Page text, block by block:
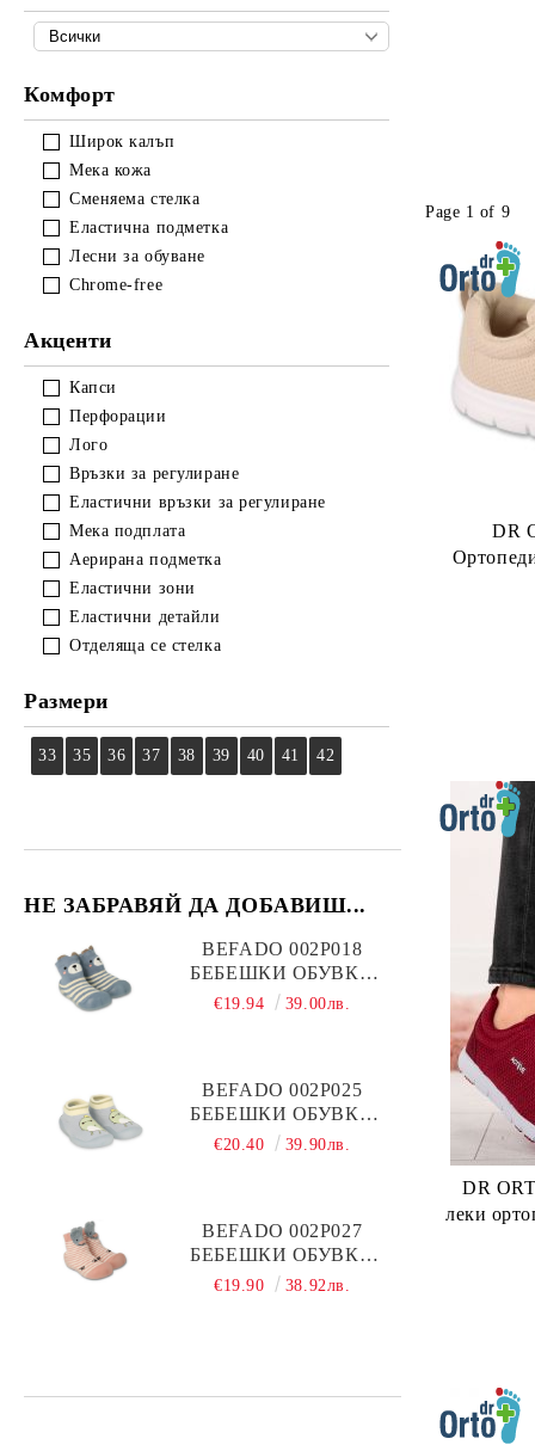
Комфорт
Широк калъп
Мека кожа
Сменяема стелка
Еластична подметка
Лесни за обуване
Chrome-free
Акценти
Капси
Перфорации
Лого
Връзки за регулиране
Еластични връзки за регулиране
Мека подплата
Аерирана подметка
Еластични зони
Еластични детайли
Отделяща се стелка
Размери
33 35 36 37 38 39 40 41 42
НЕ ЗАБРАВЯЙ ДА ДОБАВИШ...
BEFADO 002P018
БЕБЕШКИ ОБУВКИ
ЧОРАПЧЕТА, СИВИ С
€19.94 39.00лв.
BEFADO 002P025
БЕБЕШКИ ОБУВКИ
ЧОРАПЧЕТА,
€20.40 39.90лв.
BEFADO 002P027
БЕБЕШКИ ОБУВКИ
ЧОРАПЧЕТА, РОЗОВИ
€19.90 38.92лв.
Page 1 of 9
DR
DR
леки